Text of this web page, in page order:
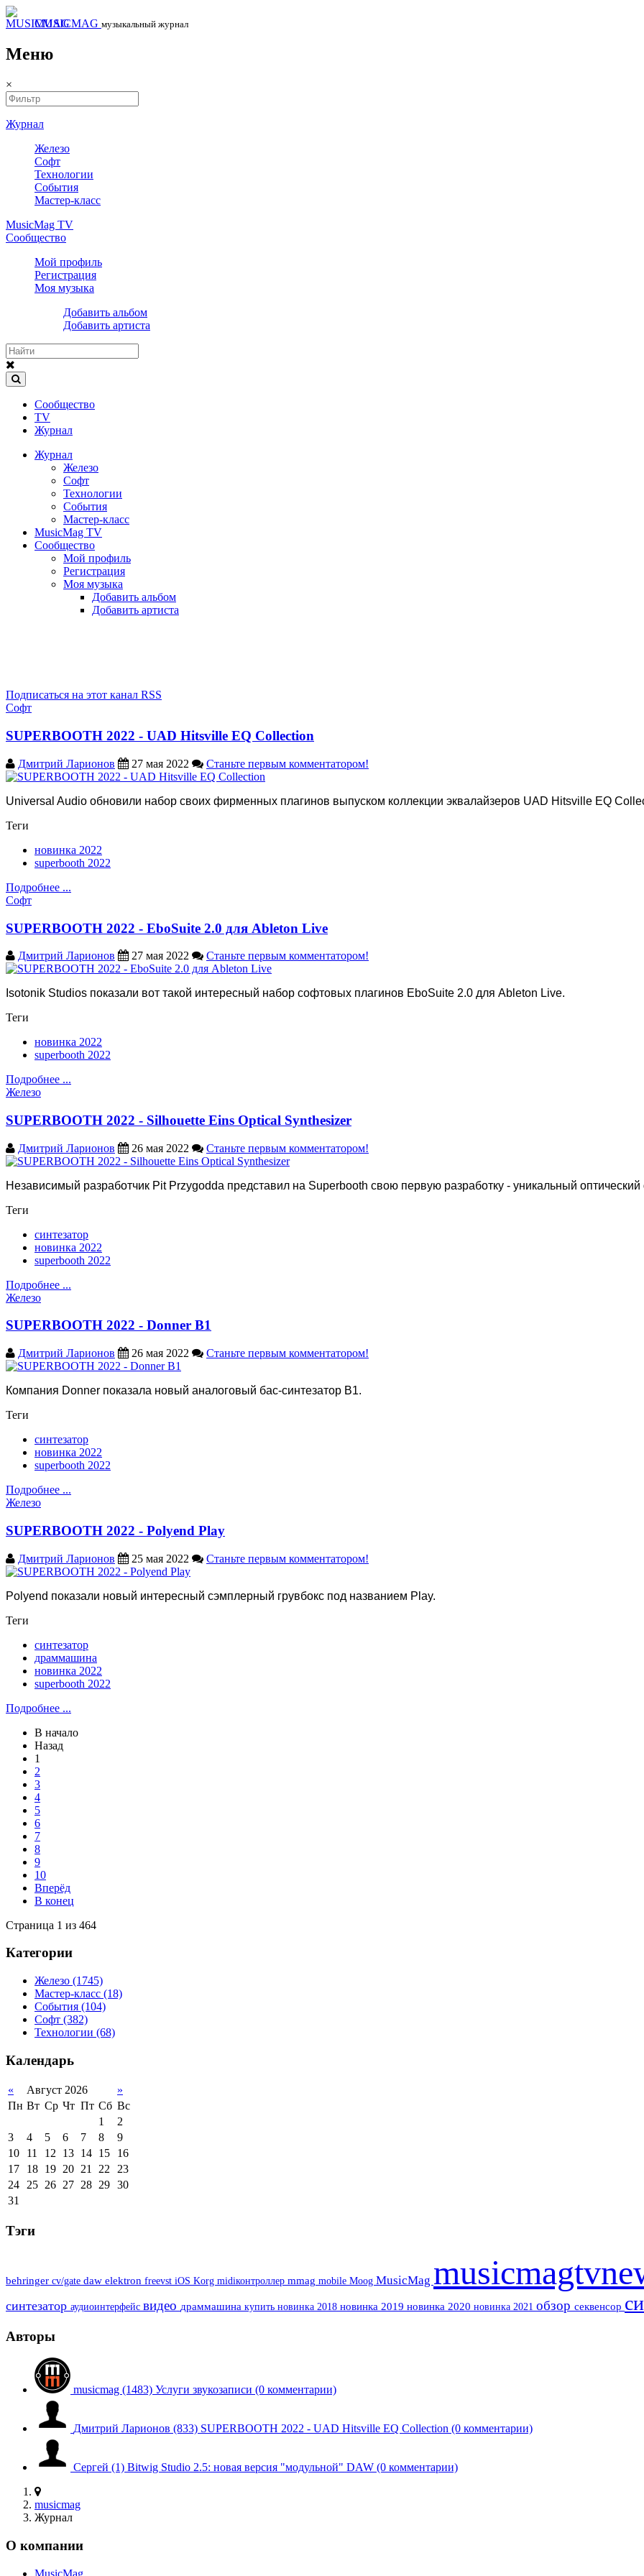
MUSICMAG музыкальный журнал
Меню
×
Журнал
Железо
Софт
Технологии
События
Мастер-класс
MusicMag TV
Сообщество
Мой профиль
Регистрация
Моя музыка
Добавить альбом
Добавить артиста
Сообщество
TV
Журнал
Журнал
Железо
Софт
Технологии
События
Мастер-класс
MusicMag TV
Сообщество
Мой профиль
Регистрация
Моя музыка
Добавить альбом
Добавить артиста
Подписаться на этот канал RSS
Софт
SUPERBOOTH 2022 - UAD Hitsville EQ Collection
Дмитрий Ларионов 27 мая 2022 Станьте первым комментатором!
Universal Audio обновили набор своих фирменных плагинов выпуском коллекции эквалайзеров UAD Hitsville EQ
Теги
новинка 2022
superbooth 2022
Подробнее ...
Софт
SUPERBOOTH 2022 - EboSuite 2.0 для Ableton Live
Дмитрий Ларионов 27 мая 2022 Станьте первым комментатором!
Isotonik Studios показали вот такой интересный набор софтовых плагинов EboSuite 2.0 для Ableton Live.
Теги
новинка 2022
superbooth 2022
Подробнее ...
Железо
SUPERBOOTH 2022 - Silhouette Eins Optical Synthesizer
Дмитрий Ларионов 26 мая 2022 Станьте первым комментатором!
Независимый разработчик Pit Przygodda представил на Superbooth свою первую разработку - уникальный
Теги
синтезатор
новинка 2022
superbooth 2022
Подробнее ...
Железо
SUPERBOOTH 2022 - Donner B1
Дмитрий Ларионов 26 мая 2022 Станьте первым комментатором!
Компания Donner показала новый аналоговый бас-синтезатор B1.
Теги
синтезатор
новинка 2022
superbooth 2022
Подробнее ...
Железо
SUPERBOOTH 2022 - Polyend Play
Дмитрий Ларионов 25 мая 2022 Станьте первым комментатором!
Polyend показали новый интересный сэмплерный грувбокс под названием Play.
Теги
синтезатор
драммашина
новинка 2022
superbooth 2022
Подробнее ...
В начало
Назад
1
2
3
4
5
6
7
8
9
10
Вперёд
В конец
Страница 1 из 464
Категории
Железо (1745)
Мастер-класс (18)
События (104)
Софт (382)
Технологии (68)
Календарь
« Август 2026
»
Пн Вт Ср Чт Пт Сб Вс
1
2
3
4 5 6 7 8
9
10
11 12 13 14 15
16
17
18 19 20 21 22 23
24 25 26 27 28 29 30
31
Тэги
behringer cv/gate daw elektron freevst iOS Korg midiконтроллер mmag mobile Moog MusicMag
синтезатор аудиоинтерфейс видео драммашина купить новинка 2018 новинка 2019 новинка 2020 новинка 2021 обзор секвенсор
Авторы
musicmag (1483) Услуги звукозаписи (0 комментарии)
Дмитрий Ларионов (833) SUPERBOOTH 2022 - UAD Hitsville EQ Collection (0 комментарии)
Сергей (1) Bitwig Studio 2.5: новая версия "модульной" DAW (0 комментарии)
musicmag
Журнал
О компании
MusicMag